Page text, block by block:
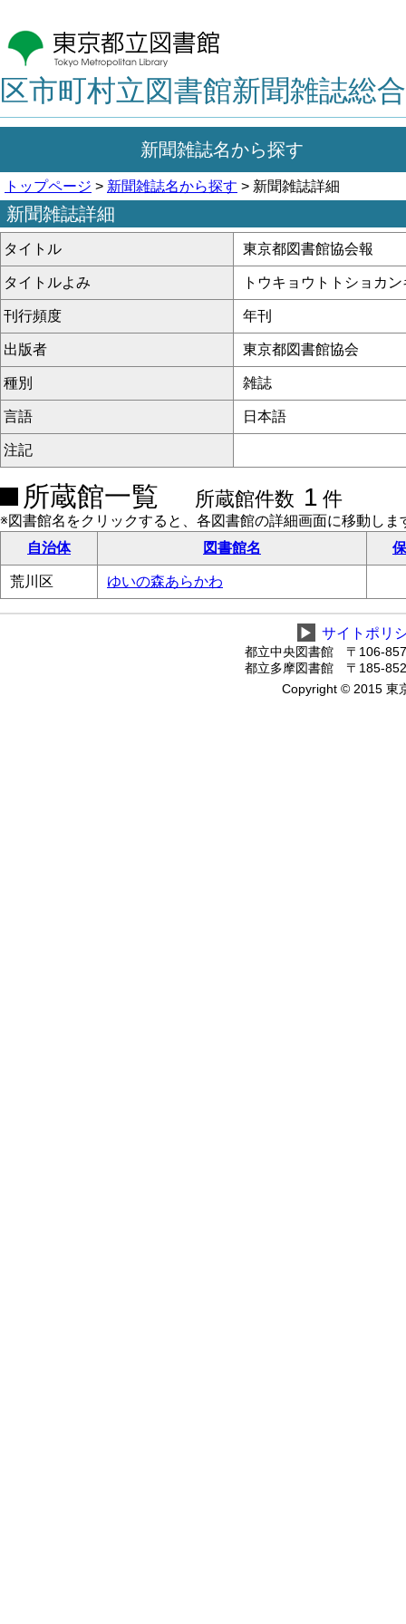
区市町村立図書館新聞雑誌総
新聞雑誌名から探す
トップページ > 新聞雑誌名から探す > 新聞雑誌詳細
新聞雑誌詳細
タイトル 東京都図書館協会報
タイトルよみ トウキョウトトショカ
刊行頻度 年刊
出版者 東京都図書館協会
種別 雑誌
言語 日本語
注記
所蔵館一覧 所蔵館件数 1 件
※図書館名をクリックすると、各図書館の詳細画面に移動しま
自治体
図書館名
荒川区 ゆいの森あらかわ
▶ サイトポリ
都立中央図書館 〒106-
都立多摩図書館 〒185-
Copyright © 2015 東